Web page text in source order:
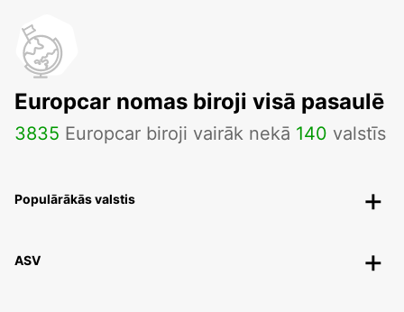
Europcar nomas biroji visā pasaulē
3835 Europcar biroji vairāk nekā 140 valstīs
Populārākās valstis
ASV